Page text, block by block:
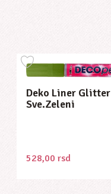
Deko Liner Glitter
Sve.zeleni
528,00rsd